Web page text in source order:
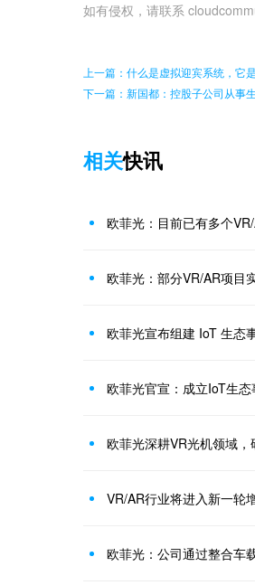
如有侵权，请联系
上一篇：什么是虚拟迎宾系统，它
下一篇：新国都：控股子公司从事
相关快讯
欧菲光：目前已有多个
欧菲光：部分VR/AR项目
欧菲光宣布组建 IoT 生态
欧菲光官宣：成立IoT生
欧菲光深耕VR光机领域
VR/AR行业将进入新一轮